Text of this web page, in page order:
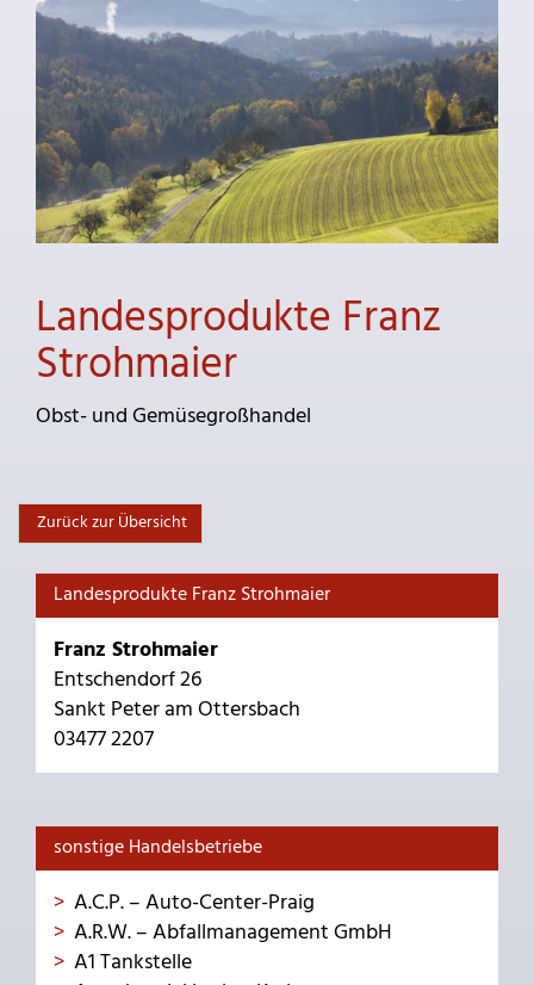
Landesprodukte Franz
Strohmaier
Obst- und Gemüsegroßhandel
Zurück zur Übersicht
Landesprodukte Franz Strohmaier
Franz Strohmaier
Entschendorf 26
Sankt Peter am Ottersbach
03477 2207
sonstige Handelsbetriebe
A.C.P. – Auto-Center-Praig
A.R.W. – Abfallmanagement GmbH
A1 Tankstelle